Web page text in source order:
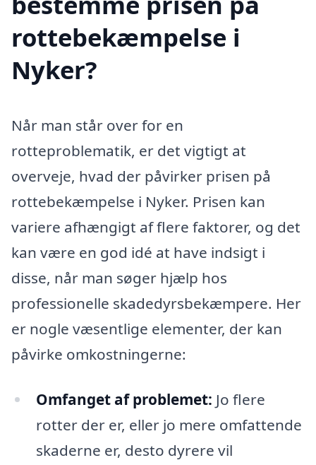
rottebekæmpelse i
Nyker?
Når man står over for en
rotteproblematik, er det vigtigt at
overveje, hvad der påvirker prisen på
rottebekæmpelse i Nyker. Prisen kan
variere afhængigt af flere faktorer, og det
kan være en god idé at have indsigt i
disse, når man søger hjælp hos
professionelle skadedyrsbekæmpere. Her
er nogle væsentlige elementer, der kan
påvirke omkostningerne:
Omfanget af problemet: Jo flere
rotter der er, eller jo mere omfattende
skaderne er, desto dyrere vil